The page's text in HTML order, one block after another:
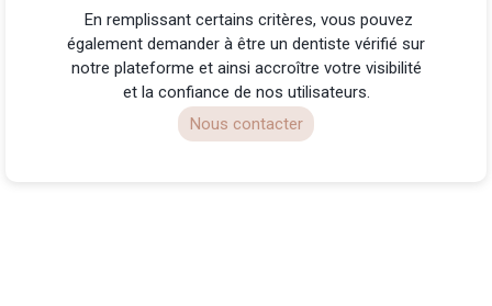
️ En remplissant certains critères, vous pouvez
également demander à être un dentiste vérifié sur
notre plateforme et ainsi accroître votre visibilité
et la confiance de nos utilisateurs.
Nous contacter